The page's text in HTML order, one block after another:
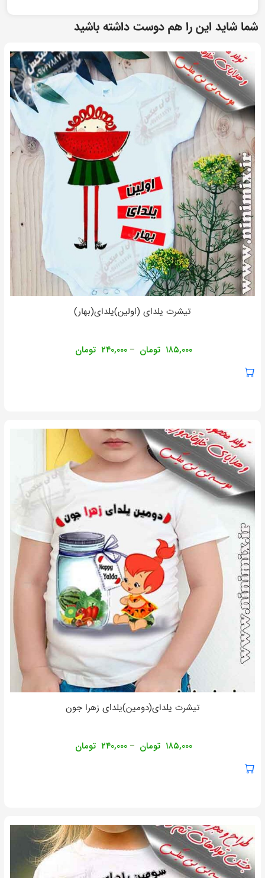
شما شاید این را هم دوست داشته باشید
تیشرت یلدای (اولین)یلدای(بهار)
۱۸۵,۰۰۰ تومان – ۲۴۰,۰۰۰ تومان
تیشرت یلدای(دومین)یلدای زهرا جون
۱۸۵,۰۰۰ تومان – ۲۴۰,۰۰۰ تومان